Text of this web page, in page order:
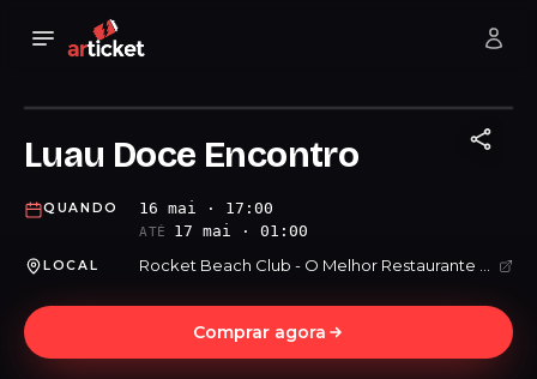
Luau Doce Encontro
QUANDO 16 mai · 17:00
ATÉ 17 mai · 01:00
LOCAL
Comprar agora